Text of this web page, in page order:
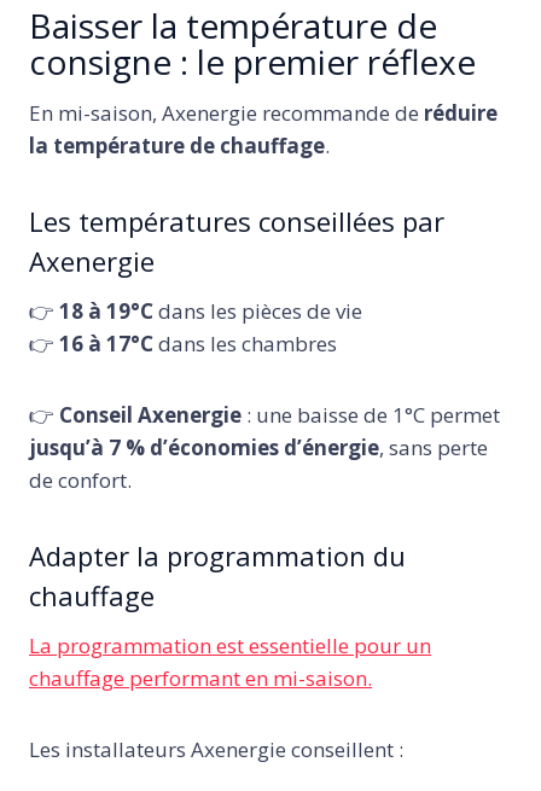
Baisser la température de
consigne : le premier réflexe
En mi-saison, Axenergie recommande de réduire
la température de chauffage.
Les températures conseillées par
Axenergie
👉 18 à 19°Cdans les pièces de vie
👉 16 à 17°Cdans les chambres
👉 Conseil Axenergie : une baisse de 1°C permet
jusqu’à 7 % d’économies d’énergie, sans perte
de confort.
Adapter la programmation du
chauffage
La programmation est essentielle pour un
chauffage performant en mi-saison.
Les installateurs Axenergie conseillent :